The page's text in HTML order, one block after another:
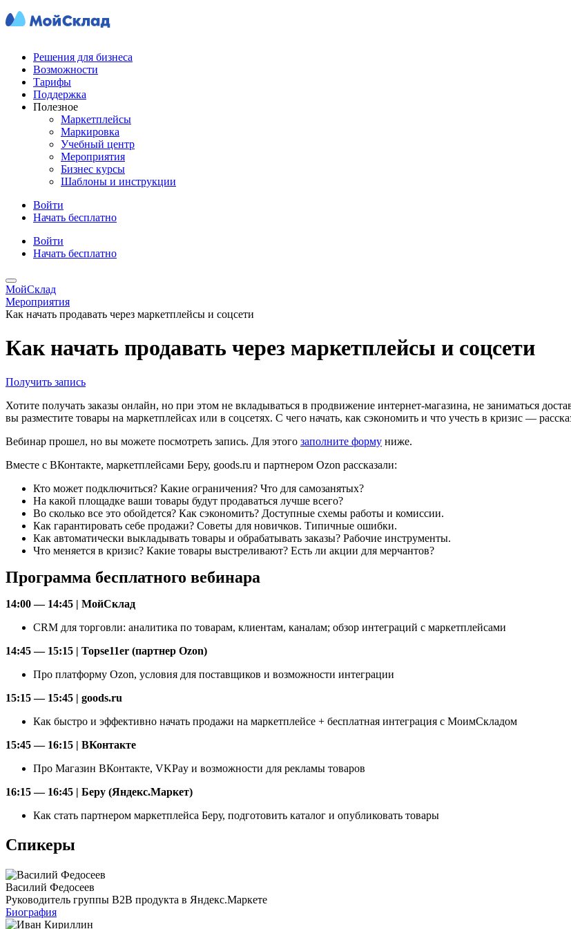
Решения для бизнеса
Возможности
Тарифы
Поддержка
Полезное
Маркетплейсы
Маркировка
Учебный центр
Мероприятия
Бизнес курсы
Шаблоны и инструкции
Войти
Начать бесплатно
Войти
Начать бесплатно
МойСклад
Мероприятия
Как начать продавать через маркетплейсы и соцсети
Как начать продавать через маркетплейсы и соцсети
Получить запись
Хотите получать заказы онлайн, но при этом не вкладываться в продвижение интернет-магазина, не заниматься
вы разместите товары на маркетплейсах или в соцсетях. С чего начать, как сэкономить и что учесть в кризис —
Вебинар прошел, но вы можете посмотреть запись. Для этого заполните форму ниже.
Вместе с ВКонтакте, маркетплейсами Беру, goods.ru и партнером Ozon рассказали:
Кто может подключиться? Какие ограничения? Что для самозанятых?
На какой площадке ваши товары будут продаваться лучше всего?
Во сколько все это обойдется? Как сэкономить? Доступные схемы работы и комиссии.
Как гарантировать себе продажи? Советы для новичков. Типичные ошибки.
Как автоматически выкладывать товары и обрабатывать заказы? Рабочие инструменты.
Что меняется в кризис? Какие товары выстреливают? Есть ли акции для мерчантов?
Программа бесплатного вебинара
14:00 — 14:45 | МойСклад
CRM для торговли: аналитика по товарам, клиентам, каналам; обзор интеграций с маркетплейсами
14:45 — 15:15 | Topse11er (партнер Ozon)
Про платформу Ozon, условия для поставщиков и возможности интеграции
15:15 — 15:45 | goods.ru
Как быстро и эффективно начать продажи на маркетплейсе + бесплатная интеграция с МоимСкладом
15:45 — 16:15 | ВКонтакте
Про Магазин ВКонтакте, VKPay и возможности для рекламы товаров
16:15 — 16:45 | Беру (Яндекс.Маркет)
Как стать партнером маркетплейса Беру, подготовить каталог и опубликовать товары
Спикеры
Василий Федосеев
Руководитель группы B2B продукта в Яндекс.Маркете
Биография